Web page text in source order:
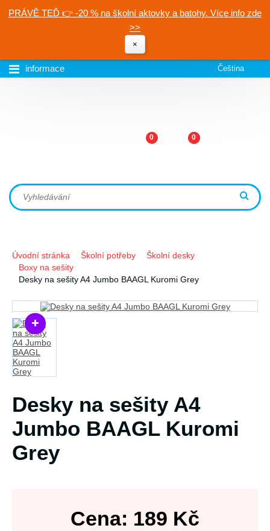
PRÁVĚ TEĎ 👉 -20 % na školní aktovky a batohy. Více info zde
>>
×
informace Čeština
0 0
Úvodní stránka Školní potřeby
Školní desky
Boxy na sešity
Desky na sešity A4 Jumbo BAAGL Kuromi Grey
Desky na sešity A4
Jumbo BAAGL Kuromi
Grey
Cena: 189 Kč